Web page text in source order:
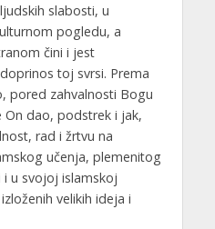
slabosti, u
pogledu, a
čini i jest
toj svrsi. Prema
pored zahvalnosti Bogu
dao, podstrek i jak,
rad i žrtvu na
učenja, plemenitog
u svojoj islamskoj
velikih ideja i